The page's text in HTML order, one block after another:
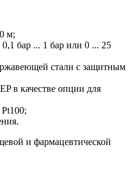
м;
бар ... 1 бар или 0 ... 25
стали с защитным
в качестве опции для
и фармацевтической